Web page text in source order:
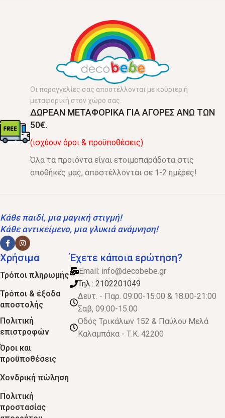
Οι παραγγελίες σας αποστέλλονται με κούριερ ή
μεταφορική στον χώρο σας.
ΔΩΡΕΑΝ ΜΕΤΑΦΟΡΙΚΑ ΓΙΑ ΑΓΟΡΕΣ ΑΝΩ ΤΩΝ
50€.
(ισχύουν όροι & προϋποθέσεις)
Όλα τα προϊόντα είναι ετοιμοπαράδοτα στις
αποθήκες μας, αποστέλλονται σε 1-2 ημέρες!
Κάθε παιδί, μια μαγική στιγμή!
Κάθε αντικείμενο, μια γλυκιά ανάμνηση!
Χρήσιμα
Τρόποι πληρωμής
Τρόποι & έξοδα
αποστολής
Πολιτική
επιστροφών
Όροι και
προϋποθέσεις
Χονδρική πώληση
Πολιτική
προστασίας
Έχετε κάποια ερώτηση?
Email: info@decobebe.gr
Τηλ.: 2102201049
Δευτ. - Παρ. 09:00-15.00 & 18.00-21:00
Σαβ, 09:00-15.00
Οδός Τρικάλων 152 & Παύλου Μελά
Καλαμπάκα - Τ.Κ. 42200